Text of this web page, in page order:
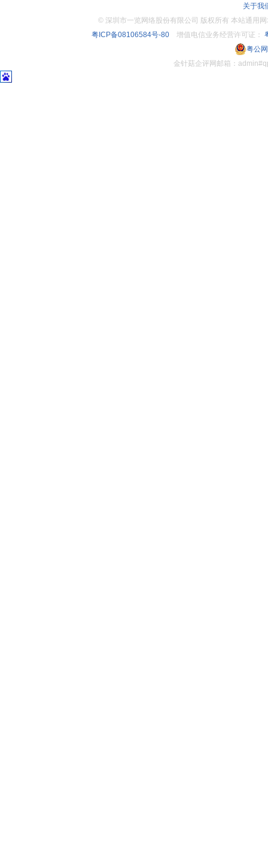
关于我
© 深圳市一览网络股份有限公司 版权所有 本站通
粤ICP备08106584号-80增值电信业务经营许可证：
粤公
金针菇企评网邮箱：